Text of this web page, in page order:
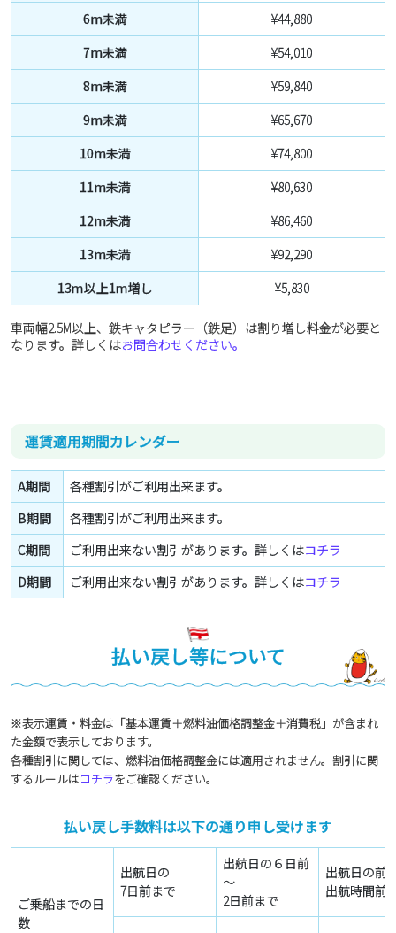
6m未満
¥44,880
7m未満
¥54,010
8m未満
¥59,840
9m未満
¥65,670
10m未満
¥74,800
11m未満
¥80,630
12m未満
¥86,460
13m未満
¥92,290
13ｍ以上1ｍ増し
¥5,830
車両幅2.5M以上、鉄キャタピラー（鉄足）は割り増し料金が必要と
なります。詳しくはお問合わせください。
運賃適用期間カレンダー
A期間
各種割引がご利用出来ます。
B期間
各種割引がご利用出来ます。
C期間
ご利用出来ない割引があります。詳しくはコチラ
D期間
ご利用出来ない割引があります。詳しくはコチラ
払い戻し等について
※表示運賃・料金は「基本運賃＋燃料油価格調整金＋消費税」が含まれ
た金額で表示しております。
各種割引に関しては、燃料油価格調整金には適用されません。割引に関
するルールはコチラをご確認ください。
払い戻し手数料は以下の通り申し受けます
ご乗船までの日
数
出航日の
7日前まで
出航日の６日前
～
2日前まで
出航日の前
出航時間前